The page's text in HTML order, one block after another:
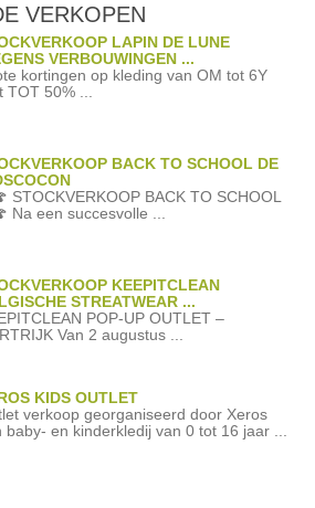
VERKOPEN
LAPIN DE LUNE
VERBOUWINGEN ...
kortingen op kleding van OM tot 6Y
TOT 50% ...
BACK TO SCHOOL DE
STOCKVERKOOP BACK TO SCHOOL
Na een succesvolle ...
KEEPITCLEAN
STREATWEAR ...
POP-UP OUTLET –
Van 2 augustus ...
KIDS OUTLET
verkoop georganiseerd door Xeros
baby- en kinderkledij van 0 tot 16 jaar ...